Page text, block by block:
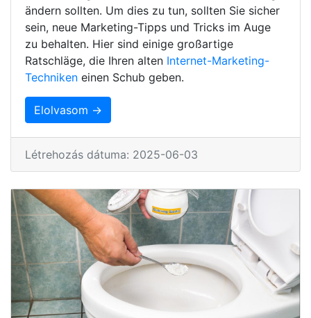
ändern sollten. Um dies zu tun, sollten Sie sicher
sein, neue Marketing-Tipps und Tricks im Auge
zu behalten. Hier sind einige großartige
Ratschläge, die Ihren alten Internet-Marketing-
Techniken einen Schub geben.
Elolvasom →
Létrehozás dátuma: 2025-06-03